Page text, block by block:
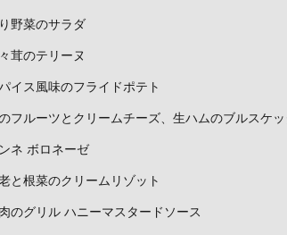
野菜のサラダ
茸のテリーヌ
イス風味のフライドポテト
フルーツとクリームチーズ、生ハムのブルスケッ
ネ ボロネーゼ
と根菜のクリームリゾット
のグリル ハニーマスタードソース